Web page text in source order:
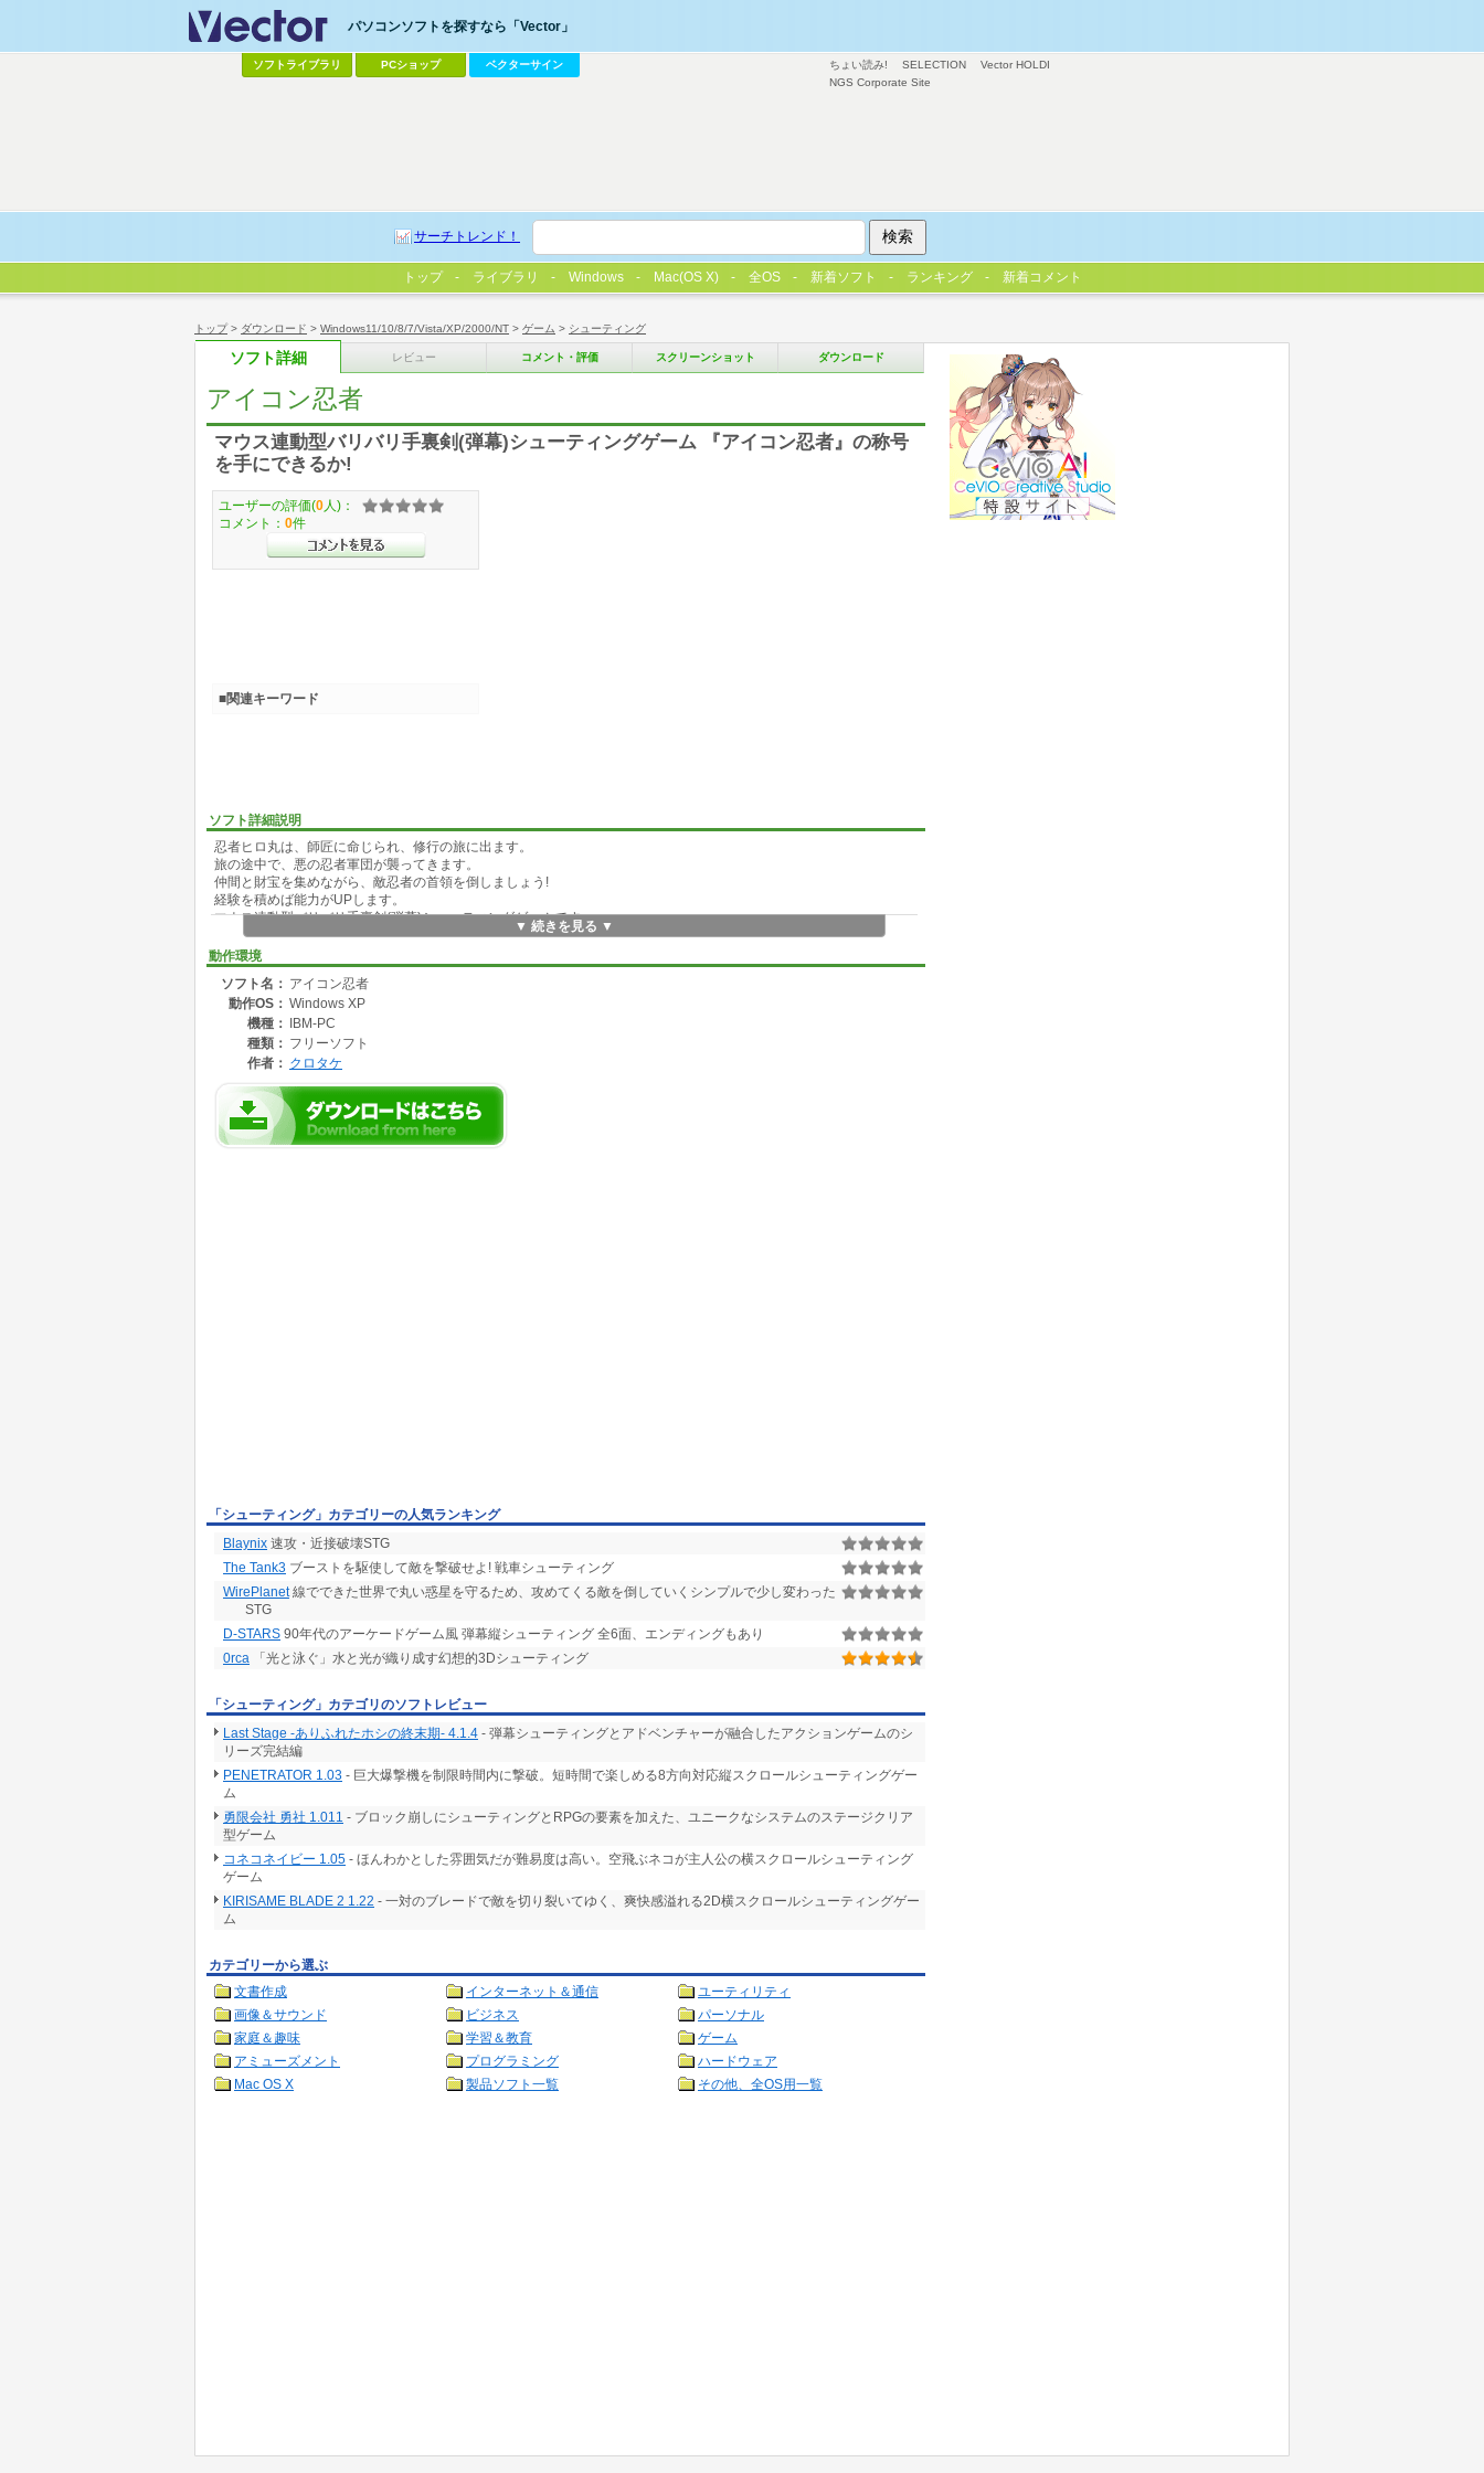
トップ> ダウンロード > Windows11/10/8/7/Vista/XP/2000/NT > ゲーム > シューティング
ソフト詳細 レビュー コメント・評価 スクリーンショット ダウンロード
アイコン忍者
マウス連動型バリバリ手裏剣(弾幕)シューティングゲーム 『アイコン忍者』の称号
を手にできるか!
ソフト詳細説明
忍者ヒロ丸は、師匠に命じられ、修行の旅に出ます。
旅の途中で、悪の忍者軍団が襲ってきます。
仲間と財宝を集めながら、敵忍者の首領を倒しましょう!
経験を積めば能力がUPします。
マウス連動型バリバリ手裏剣(弾幕)シューティングゲームです。
あなたは、『アイコン忍者』の称号を手にできるか!
▼ 続きを見る ▼
動作環境
ソフト名： アイコン忍者
動作OS： Windows XP
機種：
IBM-PC
種類： フリーソフト
作者： クロタケ
ユーザーの評価(0 人)：
コメント： 0件
■関連キーワード
「シューティング」カテゴリーの人気ランキング
Blaynix 速攻・近接破壊STG
The Tank3 ブーストを駆使して敵を撃破せよ! 戦車シューティング
WirePlanet線でできた世界で丸い惑星を守るため、攻めてくる敵を倒していくシンプルで少し変わった
STG
D-STARS 90年代のアーケードゲーム風 弾幕縦シューティング 全6面、エンディングもあり
0rca 「光と泳ぐ」水と光が織り成す幻想的3Dシューティング
「シューティング」カテゴリのソフトレビュー
Last Stage -ありふれたホシの終末期- 4.1.4 - 弾幕シューティングとアドベンチャーが融合したアクションゲームのシ
リーズ完結編
PENETRATOR 1.03 - 巨大爆撃機を制限時間内に撃破。短時間で楽しめる8方向対応縦スクロールシューティングゲー
ム
勇限会社 勇社 1.011 - ブロック崩しにシューティングとRPGの要素を加えた、ユニークなシステムのステージクリア
型ゲーム
コネコネイビー 1.05 - ほんわかとした雰囲気だが難易度は高い。空飛ぶネコが主人公の横スクロールシューティング
ゲーム
KIRISAME BLADE 2 1.22 - 一対のブレードで敵を切り裂いてゆく、爽快感溢れる2D横スクロールシューティングゲー
ム
カテゴリーから選ぶ
文書作成
インターネット＆通信
ユーティリティ
画像＆サウンド
ビジネス
パーソナル
家庭＆趣味
学習＆教育
ゲーム
アミューズメント
プログラミング
ハードウェア
Mac OS X
製品ソフト一覧 その他、全OS用一覧
ちょい読み! SELECTION
Vector HOLDI
NGS Corporate Site
パソコンソフトを探すなら「Vector」
ソフトライブラリ PCショップ ベクターサイン
サーチトレンド！
トップ ライブラリ Windows Mac(OS X) 全OS 新着ソフト ランキング 新着コメント